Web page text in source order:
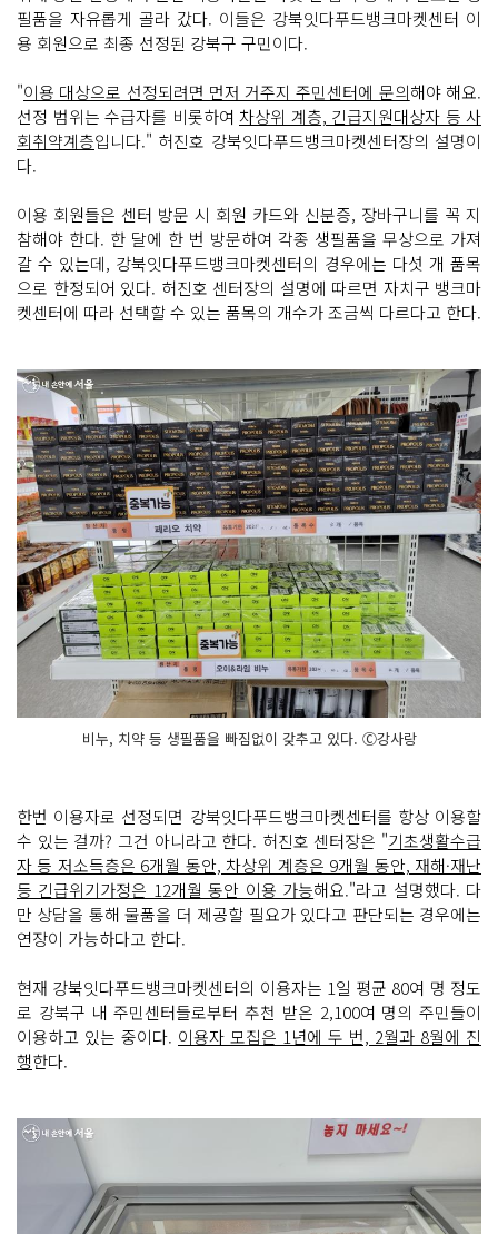
필품을 자유롭게 골라 갔다. 이들은 강북잇다푸드뱅크마켓센터 이
용 회원으로 최종 선정된 강북구 구민이다.
"이용 대상으로 선정되려면 먼저 거주지 주민센터에 문의해야 해요.
선정 범위는 수급자를 비롯하여 차상위 계층, 긴급지원대상자 등 사
회취약계층입니다." 허진호 강북잇다푸드뱅크마켓센터장의 설명이
다.
이용 회원들은 센터 방문 시 회원 카드와 신분증, 장바구니를 꼭 지
참해야 한다. 한 달에 한 번 방문하여 각종 생필품을 무상으로 가져
갈 수 있는데, 강북잇다푸드뱅크마켓센터의 경우에는 다섯 개 품목
으로 한정되어 있다. 허진호 센터장의 설명에 따르면 자치구 뱅크마
켓센터에 따라 선택할 수 있는 품목의 개수가 조금씩 다르다고 한다.
비누, 치약 등 생필품을 빠짐없이 갖추고 있다. Ⓒ강사랑
한번 이용자로 선정되면 강북잇다푸드뱅크마켓센터를 항상 이용할
수 있는 걸까? 그건 아니라고 한다. 허진호 센터장은 "기초생활수급
자 등 저소득층은 6개월 동안, 차상위 계층은 9개월 동안, 재해·재난
등 긴급위기가정은 12개월 동안 이용 가능해요."라고 설명했다. 다
만 상담을 통해 물품을 더 제공할 필요가 있다고 판단되는 경우에는
연장이 가능하다고 한다.
현재 강북잇다푸드뱅크마켓센터의 이용자는 1일 평균 80여 명 정도
로 강북구 내 주민센터들로부터 추천 받은 2,100여 명의 주민들이
이용하고 있는 중이다. 이용자 모집은 1년에 두 번, 2월과 8월에 진
행한다.